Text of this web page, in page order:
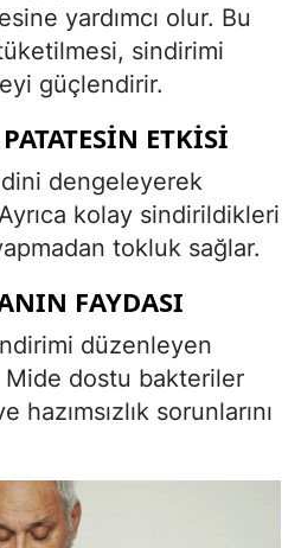
yardımcı olur. Bu
sindirimi
güçlendirir.
ETKISI
dengeleyerek
kolay sindirildikleri
tokluk sağlar.
FAYDASI
düzenleyen
dostu bakteriler
hazımsızlık sorunlarını